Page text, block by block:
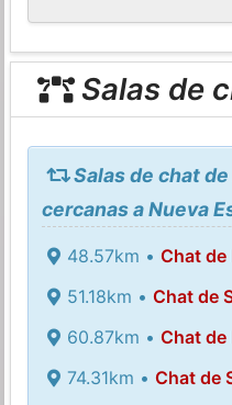
Salas de
Salas de chat
cercanas a Nueva
48.57km • Chat de
51.18km • Chat de
60.87km • Chat de
74.31km • Chat de